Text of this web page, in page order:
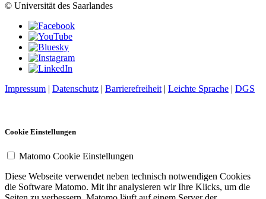
© Universität des Saarlandes
Impressum | Datenschutz | Barrierefreiheit | Leichte Sprache | DGS
Cookie Einstellungen
Matomo Cookie Einstellungen
Diese Webseite verwendet neben technisch notwendigen Cookies
die Software Matomo. Mit ihr analysieren wir Ihre Klicks, um die